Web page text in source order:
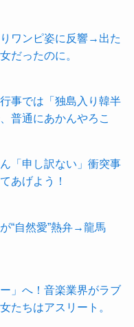
ワンピ姿に反響→出た
だったのに。
事では「独島入り韓半
普通にあかんやろこ
「申し訳ない」衝突事
あげよう！
“自然愛”熱弁→龍馬
」へ！音楽業界がラブ
たちはアスリート。